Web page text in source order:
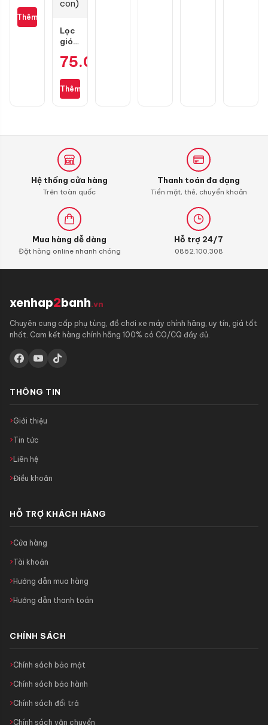
M3325
không
Thêm
Lọc
gió
cho
S110,
RSX
110
(bình
xăng
con)
75.000
Thêm
Hệ thống cửa hàng
Trên toàn quốc
Thanh toán đa dạng
Tiền mặt, thẻ, chuyển khoản
Mua hàng dễ dàng
Đặt hàng online nhanh chóng
Hỗ trợ 24/7
0862.100.308
xenhap2banh.vn
Chuyên cung cấp phụ tùng, đồ chơi xe máy chính hãng, uy tín, giá tốt
nhất. Cam kết hàng chính hãng 100% có CO/CQ đầy đủ.
THÔNG TIN
Giới thiệu
Tin tức
Liên hệ
Điều khoản
HỖ TRỢ KHÁCH HÀNG
Cửa hàng
Tài khoản
Hướng dẫn mua hàng
Hướng dẫn thanh toán
CHÍNH SÁCH
Chính sách bảo mật
Chính sách bảo hành
Chính sách đổi trả
Chính sách vận chuyển